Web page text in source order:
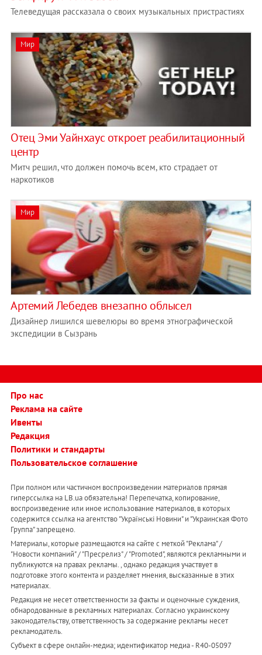
Телеведущая рассказала о своих музыкальных пристрастиях
Мир
Отец Эми Уайнхаус откроет реабилитационный
центр
Митч решил, что должен помочь всем, кто страдает от
наркотиков
Мир
Артемий Лебедев внезапно облысел
Дизайнер лишился шевелюры во время этнографической
экспедиции в Сызрань
Про нас
Реклама на сайте
Ивенты
Редакция
Политики и стандарты
Пользовательское соглашение
При полном или частичном воспроизведении материалов прямая
гиперссылка на LB.ua обязательна! Перепечатка, копирование,
воспроизведение или иное использование материалов, в которых
содержится ссылка на агентство "Українськi Новини" и "Украинская Фото
Группа" запрещено.
Материалы, которые размещаются на сайте с меткой "Реклама" /
"Новости компаний" / "Пресрелиз" / "Promoted", являются рекламными и
публикуются на правах рекламы. , однако редакция участвует в
подготовке этого контента и разделяет мнения, высказанные в этих
материалах.
Редакция не несет ответственности за факты и оценочные суждения,
обнародованные в рекламных материалах. Согласно украинскому
законодательству, ответственность за содержание рекламы несет
рекламодатель.
Субъект в сфере онлайн-медиа; идентификатор медиа - R40-05097